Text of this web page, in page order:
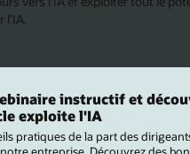
instructif et
exploite l'IA
pratiques de la part des